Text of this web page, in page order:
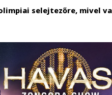
selejtezőre, mivel